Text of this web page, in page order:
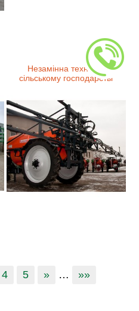
Незамінна техніка у
сільському господарстві
4 5 » … »»